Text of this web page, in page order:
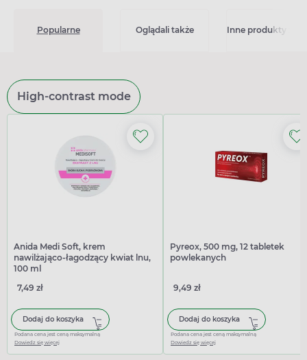
Popularne Oglądali także Inne produkty z
High-contrast mode
Anida Medi Soft, krem
nawilżająco-łagodzący kwiat lnu,
100 ml
7,49 zł
Dodaj do koszyka
Podana cena jest ceną maksymalną
Dowiedz się więcej
Pyreox, 500 mg, 12 tabletek
powlekanych
9,49 zł
Dodaj do koszyka
Podana cena jest ceną maksymalną
Dowiedz się więcej